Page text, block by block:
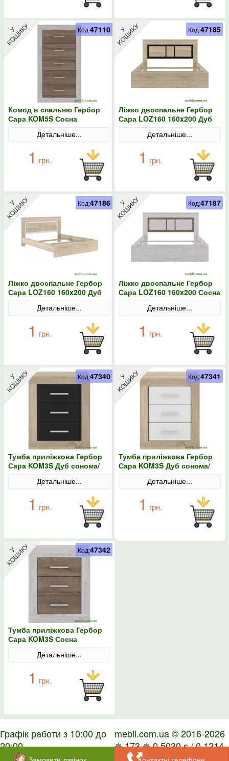
Комод в спальню Гербор
Сара KOM5S Сосна
каньйон/Дуб сонома
трюфельДетальніше...
1 грн.
Код:47110
Ліжко двоспальне Гербор
Сара LOZ160 160x200 Дуб
сонома/Антрацит
Детальніше...
1 грн.
Код:47185
Ліжко двоспальне Гербор
Сара LOZ160 160x200 Дуб
сонома/Німфея альба
Детальніше...
1 грн.
Код:47186
Ліжко двоспальне Гербор
Сара LOZ160 160x200 Сосна
каньйон/Дуб сонома
трюфельДетальніше...
1 грн.
Код:47187
Тумба приліжкова Гербор
Сара KOM3S Дуб сонома/
Антрацит
Детальніше...
1 грн.
Код:47340
Тумба приліжкова Гербор
Сара KOM3S Дуб сонома/
Німфея альба
Детальніше...
1 грн.
Код:47341
Тумба приліжкова Гербор
Сара KOM3S Сосна
каньйон/Дуб сонома
трюфельДетальніше...
1 грн.
Код:47342
Графік работи з 10:00 до
20:00
mebli.com.ua © 2016-2026
✵ 173 ✵ 0.5030 s / 0.1214